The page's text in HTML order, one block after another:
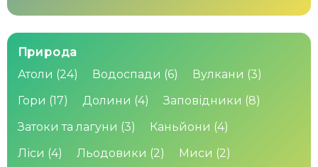
Природа
Атоли (24) Водоспади (6) Вулкани (3)
Гори (17) Долини (4) Заповідники (8)
Затоки та лагуни (3) Каньйони (4)
Ліси (4) Льодовики (2) Миси (2)